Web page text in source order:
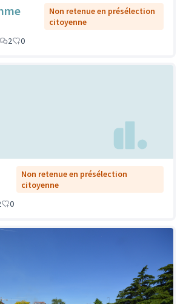
Non retenue en présélection
citoyenne
2 0
Non retenue en présélection
citoyenne
0